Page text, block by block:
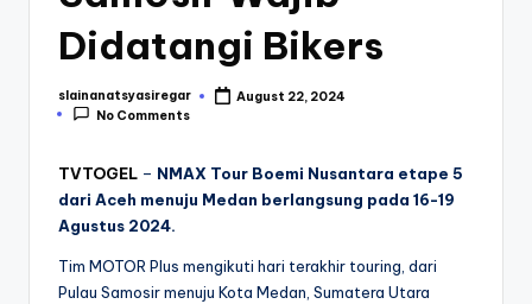
Didatangi Bikers
Posted
by
slainanatsyasiregar
August 22, 2024
No Comments
TVTOGEL – NMAX Tour Boemi Nusantara etape 5
dari Aceh menuju Medan berlangsung pada 16-19
Agustus 2024.
Tim MOTOR Plus mengikuti hari terakhir touring, dari
Pulau Samosir menuju Kota Medan, Sumatera Utara